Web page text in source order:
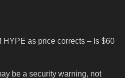
HYPE as price corrects – Is $60
be a security warning, not